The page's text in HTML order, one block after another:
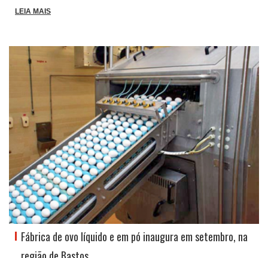
LEIA MAIS
Fábrica de ovo líquido e em pó inaugura em setembro, na